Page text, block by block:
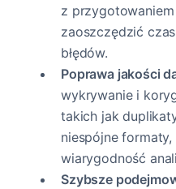
z
zaoszczędzić
błędów.
Poprawa jakości
wykrywanie i
takich jak
niespójne
wiarygodność
Szybsze